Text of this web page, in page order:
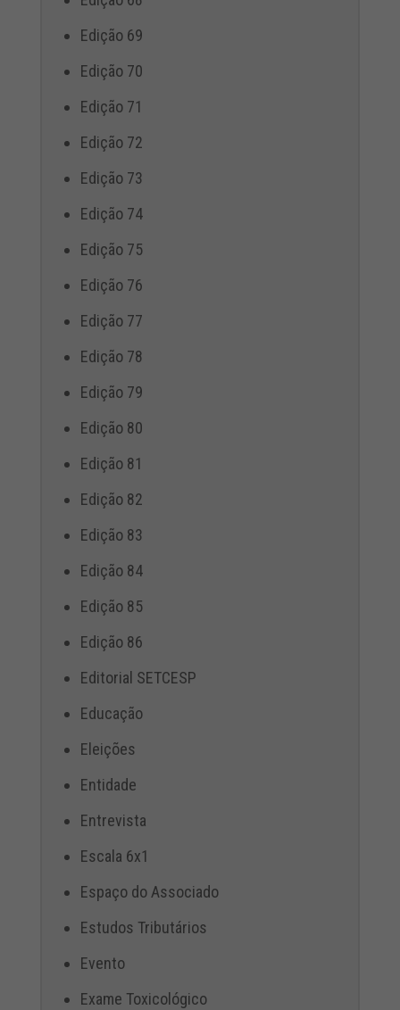
Edição 69
Edição 70
Edição 71
Edição 72
Edição 73
Edição 74
Edição 75
Edição 76
Edição 77
Edição 78
Edição 79
Edição 80
Edição 81
Edição 82
Edição 83
Edição 84
Edição 85
Edição 86
Editorial SETCESP
Educação
Eleições
Entidade
Entrevista
Escala 6x1
Espaço do Associado
Estudos Tributários
Evento
Exame Toxicológico